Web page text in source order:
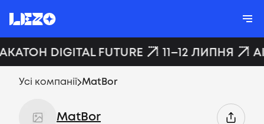
DIGITAL FUTURE 11–12 ЛИПНЯ
Усі компанії MatBor
MatBor